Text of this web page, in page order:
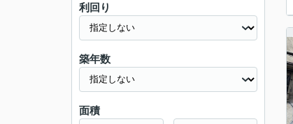
利回り
築年数
面積